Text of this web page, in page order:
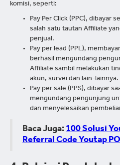
komisi, seperti:
Pay Per Click (PPC), dibayar
salah satu tautan Affiliate
penjual.
Pay per lead (PPL),
berhasil mengundang
Affiliate sambil melakukan
akun, survei dan lain-lainnya.
Pay per sale (PPS), dibayar
mengundang pengunjung
dan menyelesaikan
Baca Juga: 100 Solusi
Referral Code Youtap